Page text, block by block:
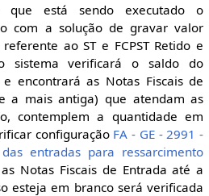
está sendo executado o
com a solução de gravar valor
ao ST e FCPST Retido e
sistema verificará o saldo do
encontrará as Notas Fiscais de
a mais antiga) que atendam as
contemplem a quantidade em
configuração FA - GE - 2991 -
entradas para ressarcimento
Notas Fiscais de Entrada até a
esteja em branco será verificada